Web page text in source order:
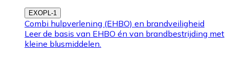
EXOPL-1
Combi hulpverlening (EHBO) en brandveiligheid
Leer de basis van EHBO én van brandbestrijding met
kleine blusmiddelen.